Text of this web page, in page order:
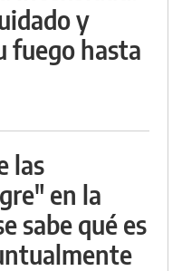
y
fuego hasta
las
en la
sabe qué es